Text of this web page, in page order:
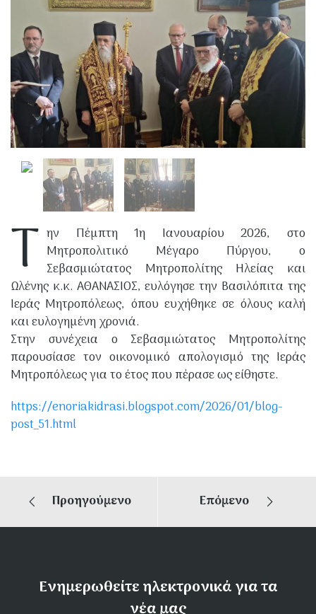
Τ ην Πέμπτη 1η Ιανουαρίου 2026, στο
Μητροπολιτικό Μέγαρο Πύργου, ο
Σεβασμιώτατος Μητροπολίτης Ηλείας και
Ωλένης κ.κ. ΑΘΑΝΑΣΙΟΣ, ευλόγησε την Βασιλόπιτα της
Ιεράς Μητροπόλεως, όπου ευχήθηκε σε όλους καλή
και ευλογημένη χρονιά.
Στην συνέχεια ο Σεβασμιώτατος Μητροπολίτης
παρουσίασε τον οικονομικό απολογισμό της Ιεράς
Μητροπόλεως για το έτος που πέρασε ως είθηστε.
https://enoriakidrasi.blogspot.com/2026/01/blog-
post_51.html
Προηγούμενο Επόμενο
Ενημερωθείτε ηλεκτρονικά για τα